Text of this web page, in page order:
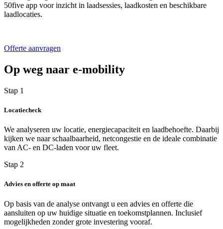
50five app voor inzicht in laadsessies, laadkosten en beschikbare
laadlocaties.
Offerte aanvragen
Op weg naar e‑mobility
Stap 1
Locatiecheck
We analyseren uw locatie, energiecapaciteit en laadbehoefte. Daarbij
kijken we naar schaalbaarheid, netcongestie en de ideale combinatie
van AC- en DC-laden voor uw fleet.
Stap 2
Advies en offerte op maat
Op basis van de analyse ontvangt u een advies en offerte die
aansluiten op uw huidige situatie en toekomstplannen. Inclusief
mogelijkheden zonder grote investering vooraf.